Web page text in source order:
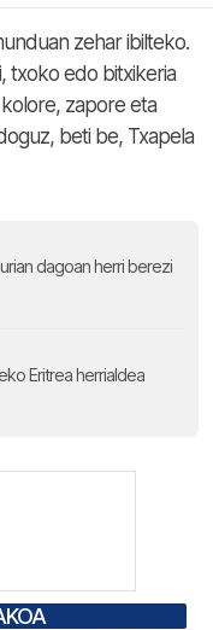
zehar ibilteko.
txoko edo bitxikeria
zapore eta
beti be, Txapela
dagoan herri berezi
Eritrea herrialdea